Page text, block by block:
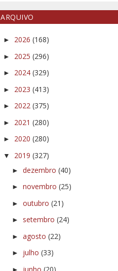
ARQUIVO
► 2026 (168)
► 2025 (296)
► 2024 (329)
► 2023 (413)
► 2022 (375)
► 2021 (280)
► 2020 (280)
▼ 2019 (327)
► dezembro (40)
► novembro (25)
► outubro (21)
► setembro (24)
► agosto (22)
► julho (33)